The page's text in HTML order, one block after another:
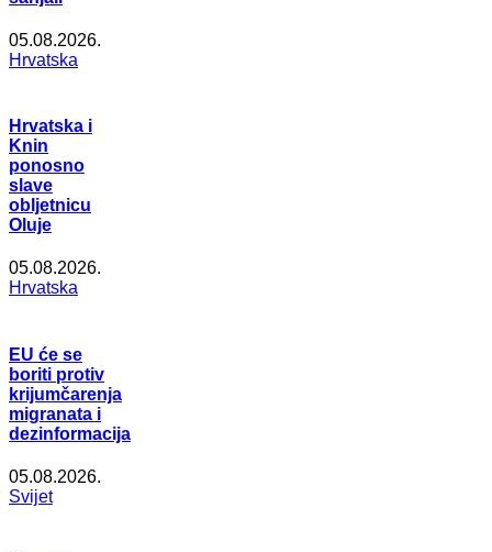
05.08.2026.
Hrvatska
Hrvatska i
Knin
ponosno
slave
obljetnicu
Oluje
05.08.2026.
Hrvatska
EU će se
boriti protiv
krijumčarenja
migranata i
dezinformacija
05.08.2026.
Svijet